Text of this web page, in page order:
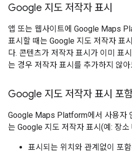
Google 지도 저작자 표시
앱 또는 웹사이트에 Google Maps
표시할 때는 Google 지도 저작자 표
다. 콘텐츠가 저작자 표시가 이미 표
는 경우 저작자 표시를 추가하지 않아
Google 지도 저작자 표시 포
Google Maps Platform에서 사용자
는 Google 지도 저작자 표시(예: 장소
표시되는 위치와 관계없이 포